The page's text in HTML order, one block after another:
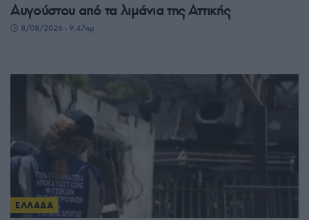
Αυγούστου από τα λιμάνια της Αττικής
8/08/2026 - 9:47πμ
ΕΛΛΑΔΑ